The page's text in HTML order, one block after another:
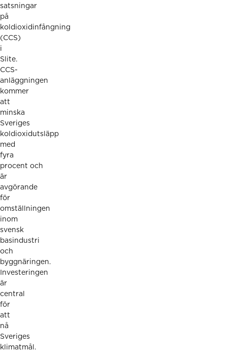
satsningar
på
koldioxidinfångning
(CCS)
i
Slite.
CCS-
anläggningen
kommer
att
minska
Sveriges
koldioxidutsläpp
med
fyra
procent och
är
avgörande
för
omställningen
inom
svensk
basindustri
och
byggnäringen.
Investeringen
är
central
för
att
nå
Sveriges
klimatmål.